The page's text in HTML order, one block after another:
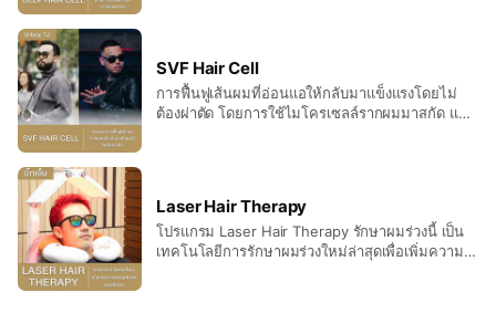
แยกโลหิตออกมาโดยใช้เครื่องเหวี่ยงสาร
(Centrifuge) จะที่ช่วยการแข็งตัวของเลือด ช่วย
สร้างและส่งเสริมการสร้างเส้นเลือด กระตุ้นการเจริญ
SVF Hair Cell
การฟื้นฟูเส้นผมที่อ่อนแอให้กลับมาแข็งแรงโดยไม่
ต้องผ่าตัด โดยการใช้ไมโครเซลล์รากผมมาสกัด แล้ว
Laser Hair Therapy
โปรแกรม Laser Hair Therapy รักษาผมร่วงนี้ เป็น
เทคโนโลยีการรักษาผมร่วงใหม่ล่าสุดเพื่อเพิ่มความ